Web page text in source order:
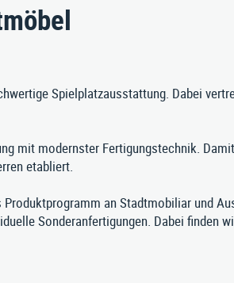
Spielplatzausstattung. Dabei
mit modernster Fertigungstechnik.
etabliert.
Produktprogramm an Stadtmobiliar und
Sonderanfertigungen. Dabei finden